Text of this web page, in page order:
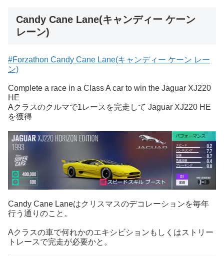
Candy Cane Lane(キャンディー ケーン
レーン)
#Forzathon Candy Cane Lane(キャンディー ケーン レー
ン)
Complete a race in a Class A car to win the Jaguar XJ220
HE
Aクラスのクルマで1レースを完走して Jaguar XJ220 HE
を獲得
Candy Cane Laneはクリスマスのデコレーションを毎年
行う通りのこと。
Aクラスの車で何れかのエキシビションもしくはストリー
トレースで完走が必要かと。